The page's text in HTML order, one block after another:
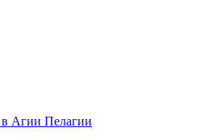
в Агии Пелагии